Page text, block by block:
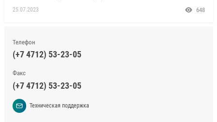
25.07.2023 648
Телефон
(+7 4712) 53-23-05
Факс
(+7 4712) 53-23-05
Техническая поддержка